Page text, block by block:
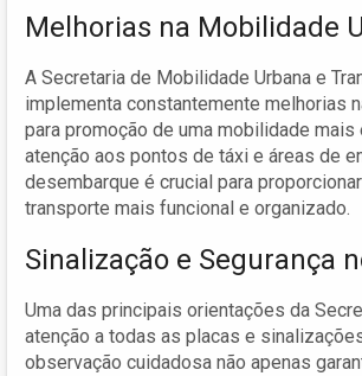
Melhorias na Mobilidade
A Secretaria de Mobilidade Urbana e
implementa constantemente melhorias
para promoção de uma mobilidade mais
atenção aos pontos de táxi e áreas de
desembarque é crucial para
transporte mais funcional e organizado.
Sinalização e Segurança
Uma das principais orientações da
atenção a todas as placas e
observação cuidadosa não apenas